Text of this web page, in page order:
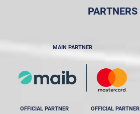
PARTNERS
MAIN PARTNER
OFFICIAL PARTNER OFFICIAL PARTNER